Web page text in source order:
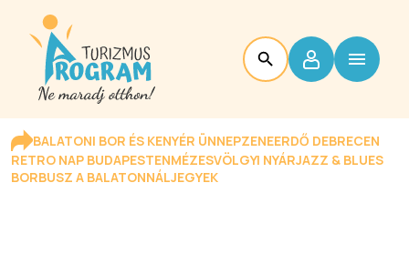
BALATONI BOR ÉS KENYÉR ÜNNEPZENEERDŐ DEBRECEN
RETRO NAP BUDAPESTENMÉZESVÖLGYI NYÁRJAZZ & BLUES
BORBUSZ A BALATONNÁLJEGYEK